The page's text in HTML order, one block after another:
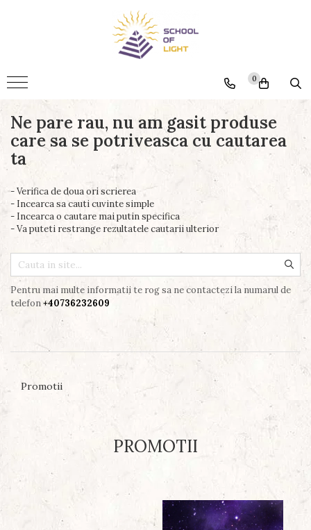
Ansa si raportor
Grile de cristale
Pandantive
Parfumuri
0
Ne pare rau, nu am gasit produse
care sa se potriveasca cu cautarea
ta
- Verifica de doua ori scrierea
- Incearca sa cauti cuvinte simple
- Incearca o cautare mai putin specifica
- Va puteti restrange rezultatele cautarii ulterior
Pentru mai multe informatii te rog sa ne contactezi la numarul de
telefon+40736232609
Promotii
PROMOTII